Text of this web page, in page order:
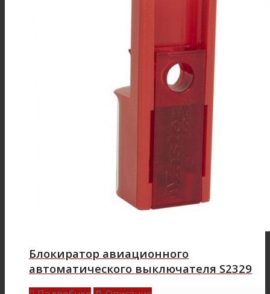
Блокиратор авиационного
автоматического выключателя S2329